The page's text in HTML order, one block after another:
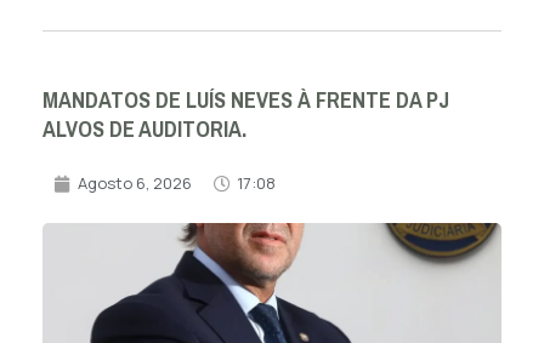
MANDATOS DE LUÍS NEVES À FRENTE DA PJ
ALVOS DE AUDITORIA.
Agosto 6, 2026 17:08